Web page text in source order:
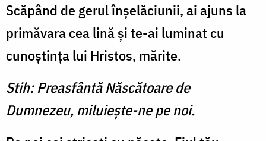
Scăpând de gerul înşelăciunii, ai ajuns la
primăvara cea lină şi te-ai luminat cu
cunoştinţa lui Hristos, mărite.
Stih: Preasfântă Născătoare de
Dumnezeu, miluieşte-ne pe noi.